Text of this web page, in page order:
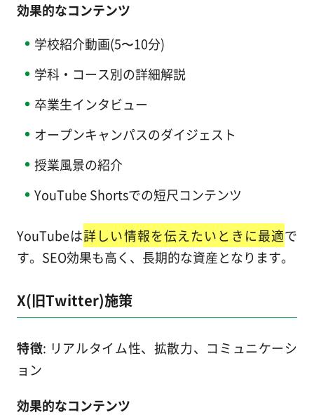
効果的なコンテンツ
学校紹介動画(5〜10分)
学科・コース別の詳細解説
卒業生インタビュー
オープンキャンパスのダイジェスト
授業風景の紹介
YouTube Shortsでの短尺コンテンツ
YouTubeは詳しい情報を伝えたいときに最適で
す。SEO効果も高く、長期的な資産となります。
X(旧Twitter)施策
特徴: リアルタイム性、拡散力、コミュニケーシ
ョン
効果的なコンテンツ